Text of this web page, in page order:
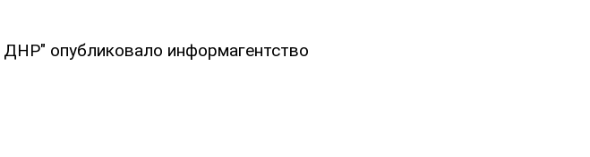
опубликовало информагентство